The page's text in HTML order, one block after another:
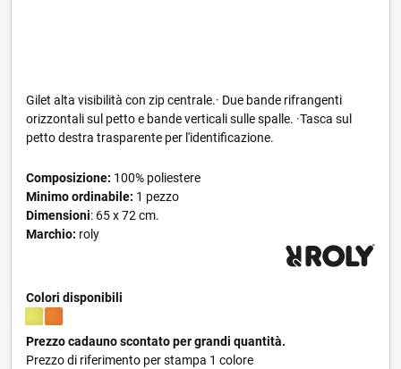
Gilet alta visibilità con zip centrale.· Due bande rifrangenti
orizzontali sul petto e bande verticali sulle spalle. ·Tasca sul
petto destra trasparente per l'identificazione.
Composizione: 100% poliestere
Minimo ordinabile: 1 pezzo
Dimensioni: 65 x 72 cm.
Marchio: roly
Colori disponibili
Prezzo cadauno scontato per grandi quantità.
Prezzo di riferimento per stampa 1 colore